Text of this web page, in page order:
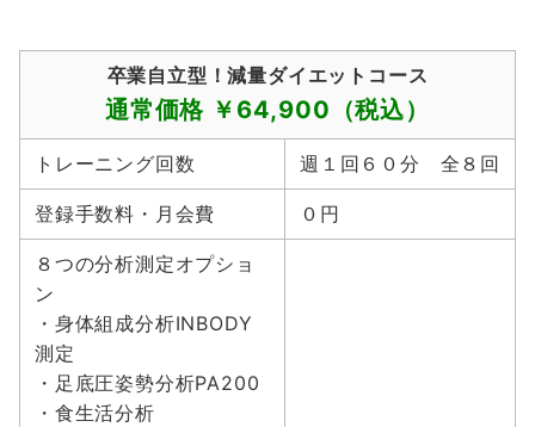
卒業自立型！減量ダイエットコース
通常価格 ￥64,900（税込）
トレーニング回数 週１回６０分 全８回
登録手数料・月会費 ０円
８つの分析測定オプショ
ン
・身体組成分析INBODY
測定
・足底圧姿勢分析PA200
・食生活分析